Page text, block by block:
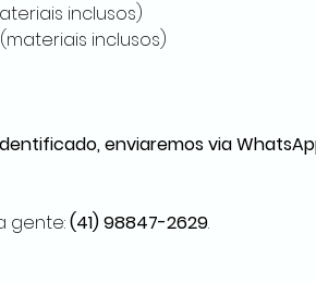
inclusos)
inclusos)
enviaremos via
gente: (41) 98847-2629.